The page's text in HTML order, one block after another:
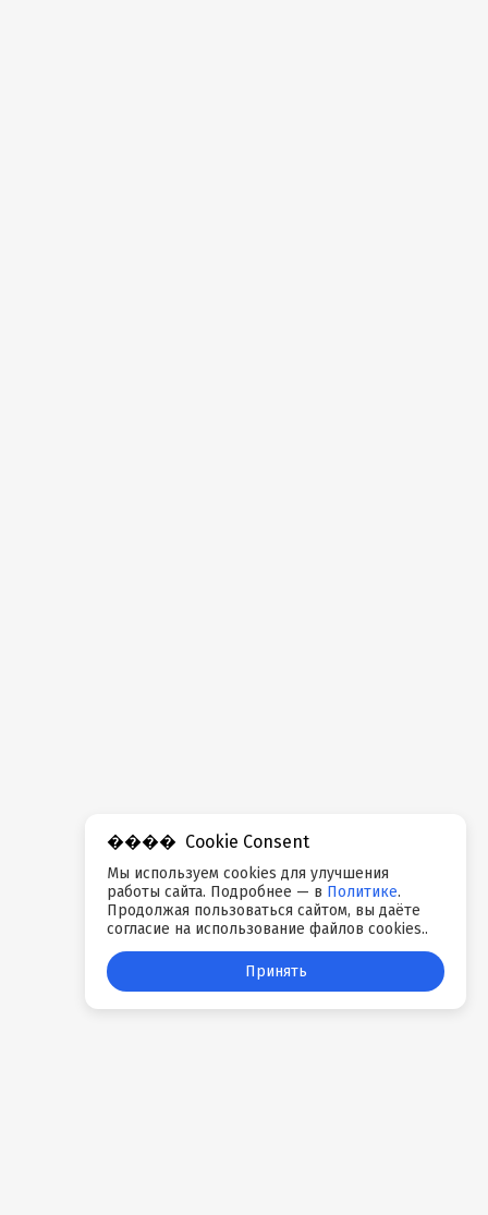
Cookie Consent
Мы используем cookies для улучшения
работы сайта. Подробнее — в Политике.
Продолжая пользоваться сайтом, вы даёте
согласие на использование файлов cookies..
Принять